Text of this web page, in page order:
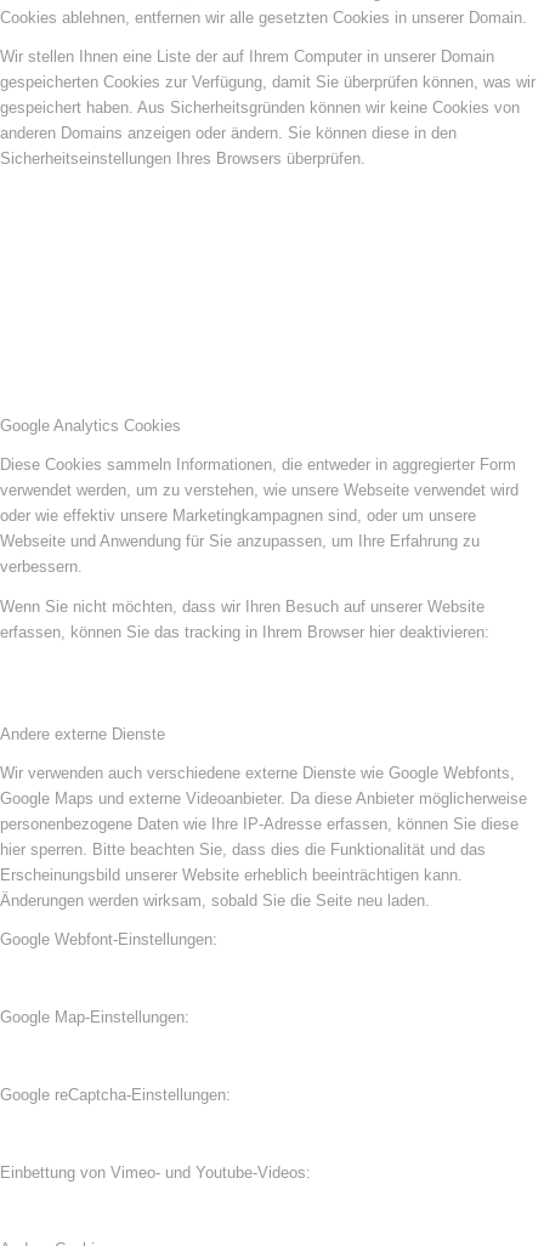
Cookies ablehnen, entfernen wir alle gesetzten Cookies in unserer Domain.
Wir stellen Ihnen eine Liste der auf Ihrem Computer in unserer Domain
gespeicherten Cookies zur Verfügung, damit Sie überprüfen können, was wir
gespeichert haben. Aus Sicherheitsgründen können wir keine Cookies von
anderen Domains anzeigen oder ändern. Sie können diese in den
Sicherheitseinstellungen Ihres Browsers überprüfen.
Google Analytics Cookies
Diese Cookies sammeln Informationen, die entweder in aggregierter Form
verwendet werden, um zu verstehen, wie unsere Webseite verwendet wird
oder wie effektiv unsere Marketingkampagnen sind, oder um unsere
Webseite und Anwendung für Sie anzupassen, um Ihre Erfahrung zu
verbessern.
Wenn Sie nicht möchten, dass wir Ihren Besuch auf unserer Website
erfassen, können Sie das tracking in Ihrem Browser hier deaktivieren:
Andere externe Dienste
Wir verwenden auch verschiedene externe Dienste wie Google Webfonts,
Google Maps und externe Videoanbieter. Da diese Anbieter möglicherweise
personenbezogene Daten wie Ihre IP-Adresse erfassen, können Sie diese
hier sperren. Bitte beachten Sie, dass dies die Funktionalität und das
Erscheinungsbild unserer Website erheblich beeinträchtigen kann.
Änderungen werden wirksam, sobald Sie die Seite neu laden.
Google Webfont-Einstellungen:
Google Map-Einstellungen:
Google reCaptcha-Einstellungen:
Einbettung von Vimeo- und Youtube-Videos: